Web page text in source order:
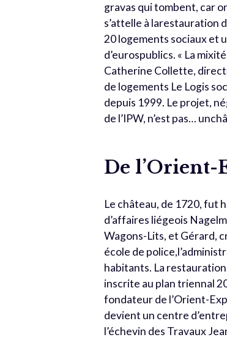
gravas qui tombent, car
s’attelle à larestauration
20 logements sociaux et
d’eurospublics. « La
Catherine Collette,
de logements Le Logis
depuis 1999. Le projet,
de l’IPW, n’est pas…
De l’Orient-
Le château, de 1720, fut
d’affaires liégeois
Wagons-Lits, et Gérard,
école de
habitants. La
inscrite au plan triennal
fondateur de l’Orient-
devient un centre
l’échevin des Travaux